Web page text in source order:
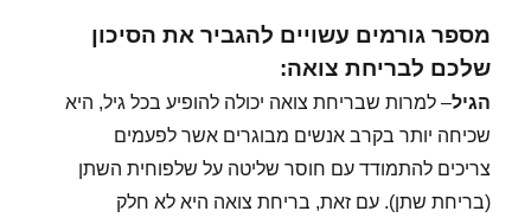
מספר גורמים עשויים להגביר את הסיכון
שלכם לבריחת צואה:
הגיל– למרות שבריחת צואה יכולה להופיע בכל גיל, היא
שכיחה יותר בקרב אנשים מבוגרים אשר לפעמים
צריכים להתמודד עם חוסר שליטה על שלפוחית השתן
(בריחת שתן). עם זאת, בריחת צואה היא לא חלק